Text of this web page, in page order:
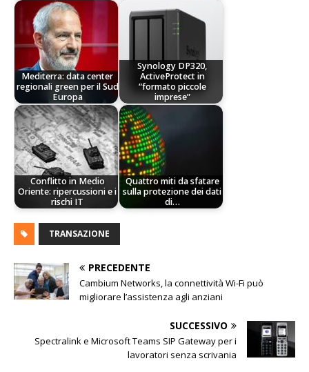
Mediterra: data center
regionali green per il Sud
Europa
Synology DP320,
ActiveProtect in
“formato piccole
imprese”
Conflitto in Medio
Oriente: ripercussioni e i
rischi IT
Quattro miti da sfatare
sulla protezione dei dati
di…
TRANSAZIONE
PRECEDENTE
Cambium Networks, la connettività Wi-Fi può
migliorare l’assistenza agli anziani
SUCCESSIVO
Spectralink e Microsoft Teams SIP Gateway per i
lavoratori senza scrivania